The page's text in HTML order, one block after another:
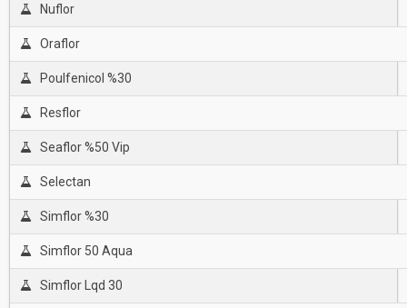
Nuflor
Oraflor
Poulfenicol %30
Resflor
Seaflor %50 Vip
Selectan
Simflor %30
Simflor 50 Aqua
Simflor Lqd 30